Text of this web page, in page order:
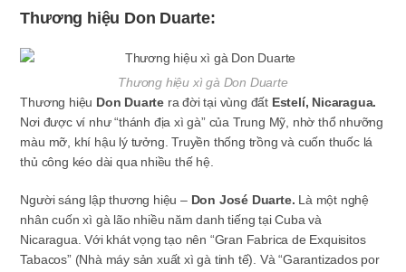
Thương hiệu Don Duarte:
Thương hiệu xì gà Don Duarte
Thương hiệu Don Duarte ra đời tại vùng đất Estelí, Nicaragua.
Nơi được ví như “thánh địa xì gà” của Trung Mỹ, nhờ thổ nhưỡng
màu mỡ, khí hậu lý tưởng. Truyền thống trồng và cuốn thuốc lá
thủ công kéo dài qua nhiều thế hệ.
Người sáng lập thương hiệu – Don José Duarte. Là một nghệ
nhân cuốn xì gà lão nhiều năm danh tiếng tại Cuba và
Nicaragua. Với khát vọng tạo nên “Gran Fabrica de Exquisitos
Tabacos” (Nhà máy sản xuất xì gà tinh tế). Và “Garantizados por